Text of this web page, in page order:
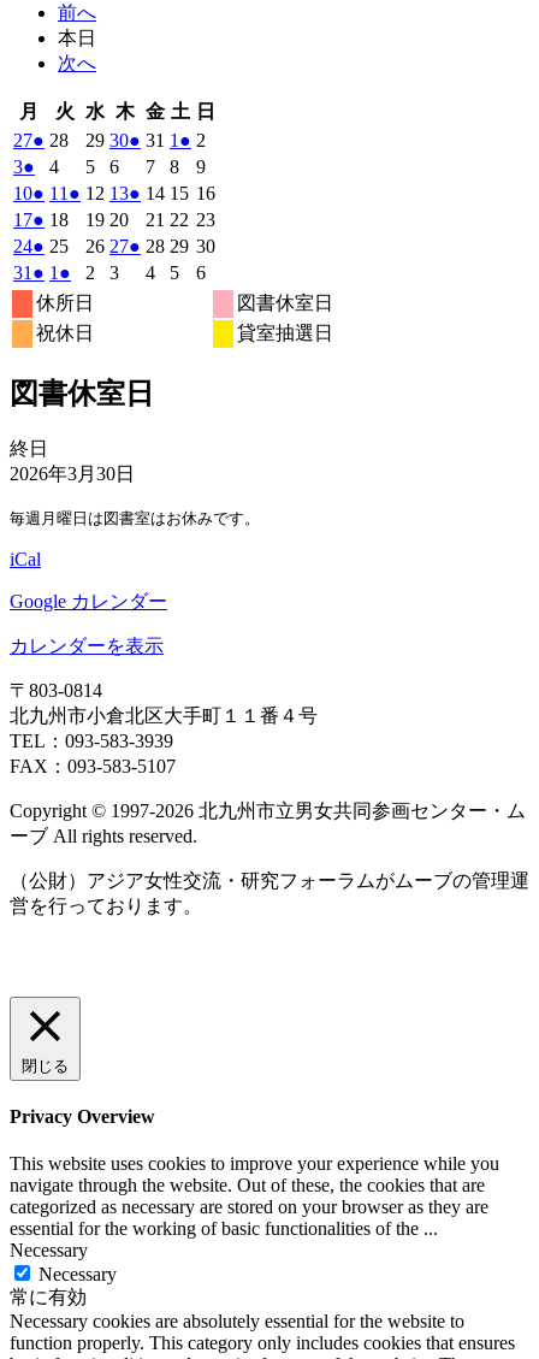
前へ
本日
次へ
月
曜
日
火 火
曜
日
水 水
曜
日
木木
曜
日
金金
曜
日
土 土
曜
日
日
272026
年
7
月
27
日
● (1
件
の
イ
ベ
ン
ト)
282026
7
月
日
292026
年
7
月
29
日
302026
7
月
30
日
● (1
件
の
イ
ベ
ン
31 2026
年
7
月
31
日
1 2026
年
8
月
1
日
● (1
件
の
イ
ベ
ン
ト)
2
年
8
月
2
日
32026
年
8
月
3
日
●
件
の
イ
ベ
ン
ト)
42026
年
8
月
4
日
52026
年
8
月
5
日
62026
年
8
月
6
日
72026
年
8
月
7
日
82026
年
8
月
8
日
92026
年
8
月
9
日
102026
年
8
月
10
日
● (1
件
の
イ
ベ
ン
ト)
11 2026
11
日
● (1
件
の
イ
ベ
ン
ト)
12 2026
年
8
月
12
132026
年
8
月
● (1
件
の
イ
142026
年
8
月
14
152026
年
8
月
15
162026
8
16
172026
年
8
月
17
日
● (1
件
の
イ
ベ
ン
182026
月
18
日
192026
年
8
202026
年
21 2026
年
8
22 2026
年
232026
年
月
242026
年
8
月
24
● (1
件
の
イ
ベ
ト)
252026
年
8
月
25
262026
年
272026
● (1
件
ト)
282026
年
292026
年
302026
8
月
31 2026
年
8
月
日
● (1
件
の
イ
ン
1 2026
年
9
月
日
●
件
の
イ
ン
2 2026
日
32026
日
42026
52026
62026
年
9
休所日
図書休室日
祝休日
貸室抽選日
図書休室日
図
書
室
日
終日
2026年3月30日
毎週月曜日は図書室はお休みです。
iCal
Google カレンダー
カレンダーを表示
〒803‐0814
北九州市小倉北区大手町１１番４号
TEL：093‐583‐3939
FAX：093‐583‐5107
Copyright © 1997‐2026 北九州市立男女共同参画センター・ム
ーブ All rights reserved.
（公財）アジア女性交流・研究フォーラムがムーブの管理運
営を行っております。
閉じる
Privacy Overview
This website uses cookies to improve your experience while you
navigate through the website. Out of these, the cookies that are
categorized as necessary are stored on your browser as they are
essential for the working of basic functionalities of the ...
Necessary
Necessary
常に有効
Necessary cookies are absolutely essential for the website to
function properly. This category only includes cookies that ensures